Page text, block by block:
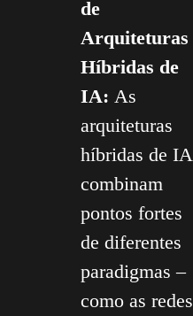
de
Arquiteturas
Híbridas de
IA: As
arquiteturas
híbridas de IA
combinam
pontos fortes
de diferentes
paradigmas –
como as redes